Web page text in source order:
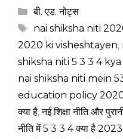
Categories
बी. एड. नोट्स
Tags
‎nai shiksha niti
2020 ki visheshtayen,
shiksha niti 5 3 3 4 kya
‎nai shiksha niti mein
education policy
क्या है,‎नई शिक्षा नीति और
नीति में 5 3 3 4 क्या है 2023